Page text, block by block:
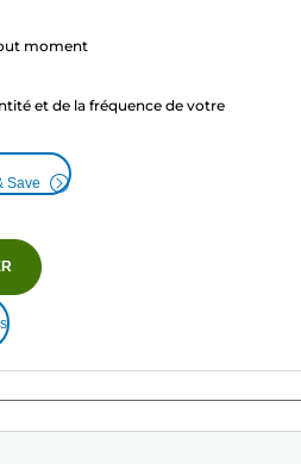
moment
et de la fréquence de votre
Save